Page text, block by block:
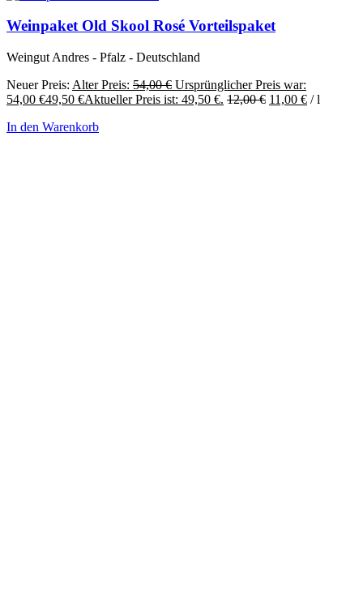
Weinpaket Old Skool Rosé Vorteilspaket
Weingut Andres - Pfalz - Deutschland
Neuer Preis: Alter Preis: 54,00€ Ursprünglicher Preis war:
54,00 €49,50 €Aktueller Preis ist: 49,50 €. 12,00€ 11,00 € /l
In den Warenkorb